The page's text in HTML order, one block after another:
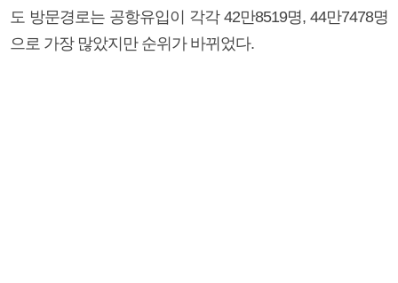
도 방문경로는 공항유입이 각각 42만8519명, 44만7478명
으로 가장 많았지만 순위가 바뀌었다.